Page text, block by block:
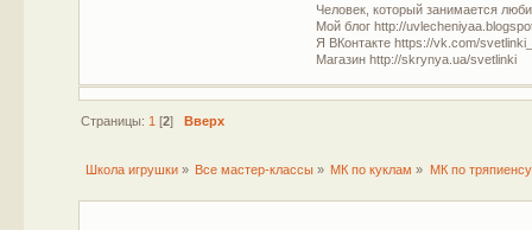
Человек, который занимается
Мой блог http://
Я ВКонтакте https://vk.com/
Магазин http://skrynya.ua/svetlinki
Страницы: 1 [2] Вверх
Школа игрушки» Все мастер-классы » МК по куклам » МК по